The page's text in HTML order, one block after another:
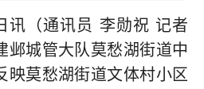
讯（通讯员 李勋祝 记者
邺城管大队莫愁湖街道中
映莫愁湖街道文体村小区